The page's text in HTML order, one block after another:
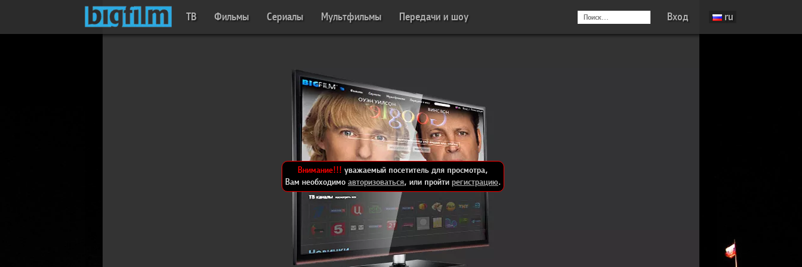
Вход ru
ТВ Фильмы Сериалы Мультфильмы Передачи и шоу
Внимание!!! уважаемый посетитель для просмотра,
Вам необходимо авторизоваться, или пройти регистрацию.